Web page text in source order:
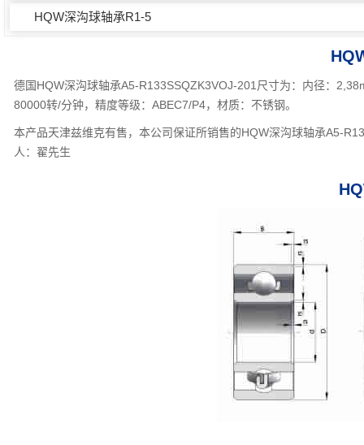
HQW深沟球轴承R1-5
德国HQW深沟球轴承A5-R133SSQZK3VOJ-201尺寸为：内径：
80000转/分钟，精度等级：ABEC7/P4，材质：不锈钢。
本产品天津兹维克有售，本公司保证所销售的HQW深沟球轴承A5-
人：翟先生